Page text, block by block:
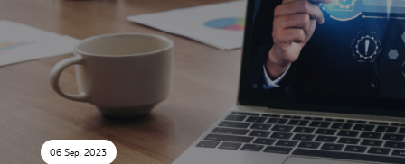
06 Sep. 2023